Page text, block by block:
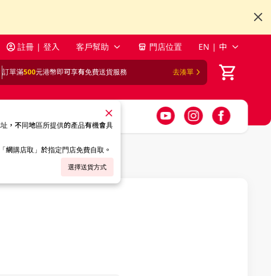
註冊 | 登入 客戶幫助 門店位置 EN | 中
訂單滿500元港幣即可享有免費送貨服務 去湊單
，不同地區所提供的產品有機會具
網購店取」於指定門店免費自取。
選擇送貨方式